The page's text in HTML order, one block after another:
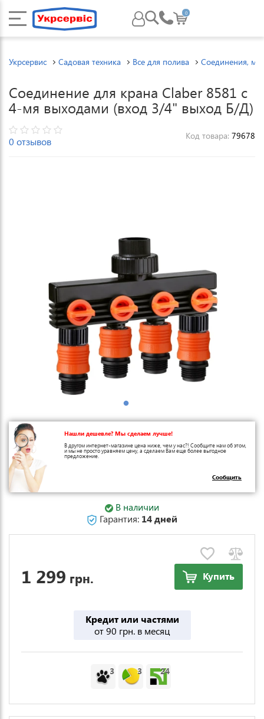
0
Укрсервис Садовая техника Все для полива Соединения,
Соединение для крана Claber 8581 с
4-мя выходами (вход 3/4" выход Б/Д)
0 отзывов Код товара: 79678
Нашли дешевле? Мы сделаем лучше!
В другом интернет-магазине цена ниже, чем у нас?! Сообщите нам об этом,
и мы не просто уравняем цену, а сделаем Вам еще более выгодное
предложение.
Сообщить
В наличии
Гарантия: 14 дней
1 299 грн. Купить
Кредит или частями
от 90 грн. в месяц
3 3 24